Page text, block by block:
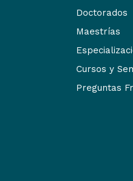
Doctorados
Maestrías
Cursos y
Preguntas